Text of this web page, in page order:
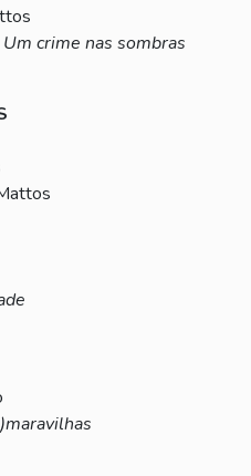
crime nas sombras